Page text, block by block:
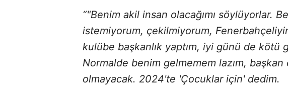
“"Benim akil insan olacağımı söylüyorlar.
istemiyorum, çekilmiyorum,
kulübe başkanlık yaptım, iyi günü de kötü
Normalde benim gelmemem lazım, başkan
olmayacak. 2024'te 'Çocuklar için' dedim.